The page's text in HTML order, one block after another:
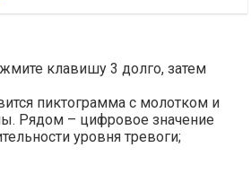
клавишу 3 долго, затем
пиктограмма с молотком и
Рядом – цифровое значение
уровня тревоги;